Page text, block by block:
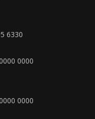
6330
0000
0000